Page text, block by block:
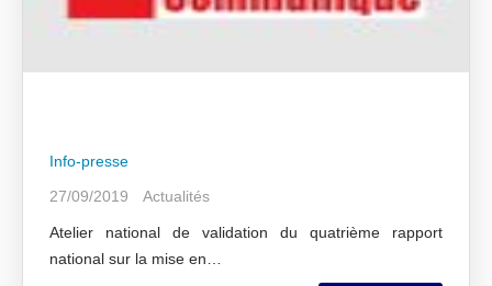
Info-presse
27/09/2019
Actualités
Atelier national de validation du quatrième rapport
national sur la mise en…